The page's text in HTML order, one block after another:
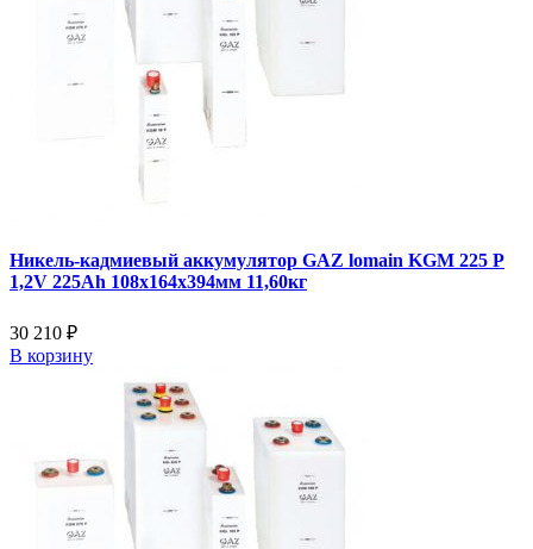
Никель-кадмиевый аккумулятор GAZ lomain KGM 225 P
1,2V 225Ah 108x164x394мм 11,60кг
30 210 ₽
В корзину